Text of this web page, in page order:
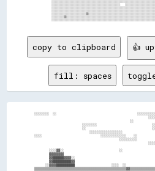
copy to clipboard 👍
fill: spaces
░░░░░░░░  ░░                                            ░░░░░░░░░░░░
░░
░░░░░░░░
░░
░░░░░░░░░░░░░░░░░░
░░░░                                ░░░░░░░░░░░░░░    ░░
░░░░░░░░░░
░░░░▓▓░░                              ░░
▓▓▓▓▓▓▓▓
▓▓██████▓▓▓▓░░
▓▓██████████▓▓
░░▓▓▓▓██████████                    ░░░░  ░░